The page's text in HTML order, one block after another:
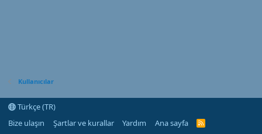
Kullanıcılar
Türkçe (TR)
Bize ulaşın
Şartlar ve kurallar Yardım Ana sayfa
R